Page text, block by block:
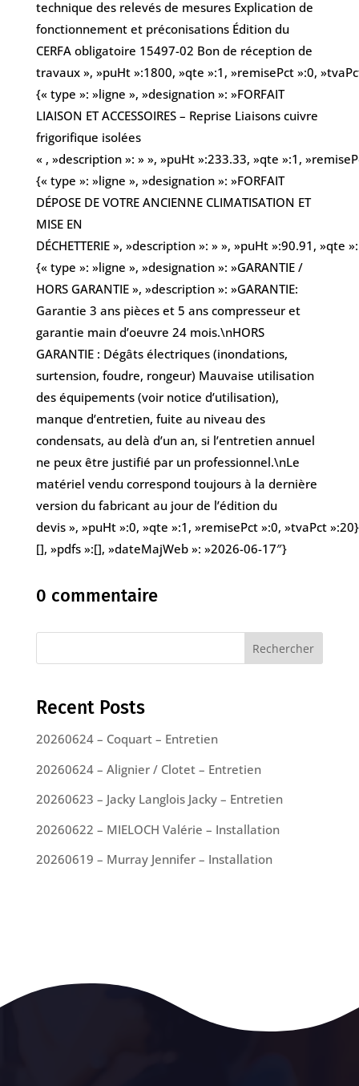
technique des relevés de mesures Explication de
fonctionnement et préconisations Édition du
CERFA obligatoire 15497-02 Bon de réception de
travaux », »puHt »:1800, »qte »:1, »remisePct »:0,
{« type »: »ligne », »designation »: »FORFAIT
LIAISON ET ACCESSOIRES – Reprise Liaisons cuivre
frigorifique isolées
« , »description »: » », »puHt »:233.33, »qte »:1,
{« type »: »ligne », »designation »: »FORFAIT
DÉPOSE DE VOTRE ANCIENNE CLIMATISATION ET
MISE EN
DÉCHETTERIE », »description »: » », »puHt »:90.91,
{« type »: »ligne », »designation »: »GARANTIE /
HORS GARANTIE », »description »: »GARANTIE:
Garantie 3 ans pièces et 5 ans compresseur et
garantie main d’oeuvre 24 mois.\nHORS
GARANTIE : Dégâts électriques (inondations,
surtension, foudre, rongeur) Mauvaise utilisation
des équipements (voir notice d’utilisation),
manque d’entretien, fuite au niveau des
condensats, au delà d’un an, si l’entretien annuel
ne peux être justifié par un professionnel.\nLe
matériel vendu correspond toujours à la dernière
version du fabricant au jour de l’édition du
devis », »puHt »:0, »qte »:1, »remisePct »:0, »tvaPct
[], »pdfs »:[], »dateMajWeb »: »2026-06-17″}
0 commentaire
Rechercher
Recent Posts
20260624 – Coquart – Entretien
20260624 – Alignier / Clotet – Entretien
20260623 – Jacky Langlois Jacky – Entretien
20260622 – MIELOCH Valérie – Installation
20260619 – Murray Jennifer – Installation